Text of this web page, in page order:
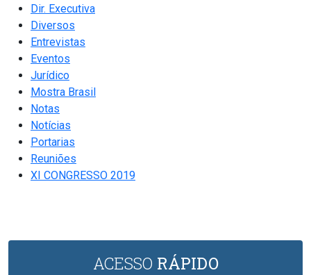
Dir. Executiva
Diversos
Entrevistas
Eventos
Jurídico
Mostra Brasil
Notas
Notícias
Portarias
Reuniões
XI CONGRESSO 2019
ACESSO RÁPIDO